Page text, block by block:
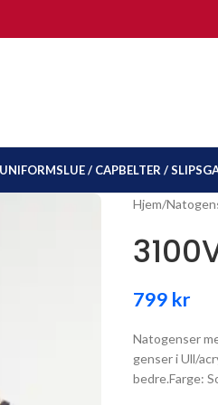
UNIFORMSLUE / CAPBELTER / SLIPS
Hjem/
799 kr
Natogenser
genser i Ull/
bedre.Farge: